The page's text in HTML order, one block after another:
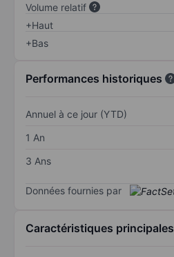
Volume relatif
+Haut
+Bas
Performances historiques
Annuel à ce jour (YTD)
1 An
3 Ans
Données fournies par
Caractéristiques principales